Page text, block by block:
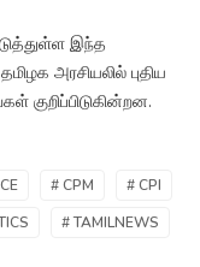
இந்த
அரசியலில் புதிய
குறிப்பிடுகின்றன.
# CPM
# CPI
# TAMILNEWS